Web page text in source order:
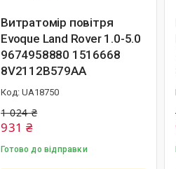
Витратомір повітря
Evoque Land Rover 1.0-5.0
9674958880 1516668
8V2112B579AA
UA18750
1 024 ₴
931 ₴
Готово до відправки